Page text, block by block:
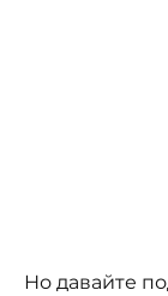
Но давайте